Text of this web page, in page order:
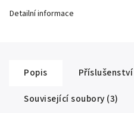
Detailní informace
Popis
Příslušenství
Související soubory (3)